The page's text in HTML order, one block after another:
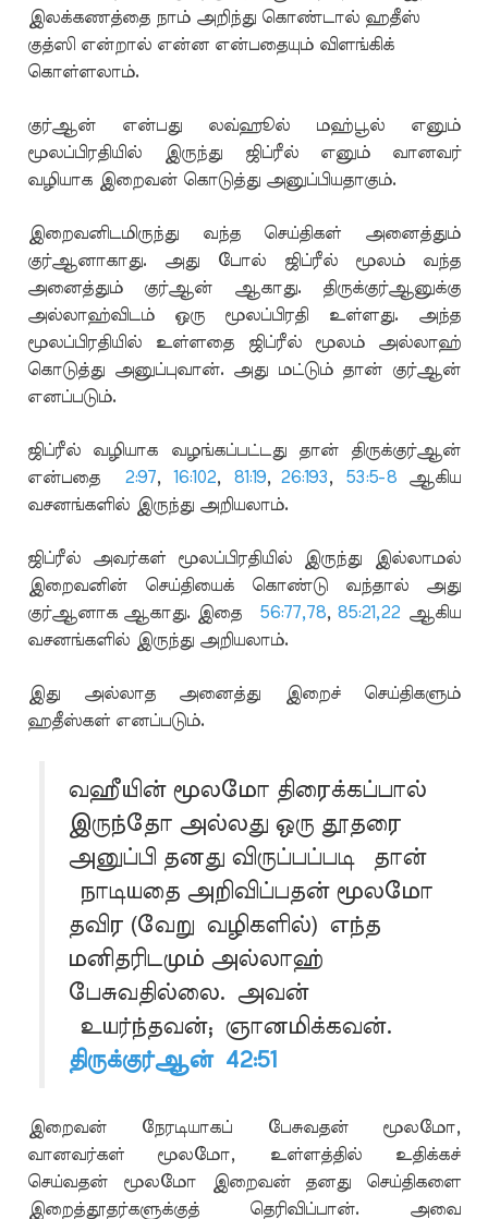
இலக்கணத்தை நாம் அறிந்து கொண்டால் ஹதீஸ்
குத்ஸி என்றால் என்ன என்பதையும் விளங்கிக்
கொள்ளலாம்.
குர்ஆன் என்பது லவ்ஹூல் மஹ்பூல் எனும்
மூலப்பிரதியில் இருந்து ஜிப்ரீல் எனும் வானவர்
வழியாக இறைவன் கொடுத்து அனுப்பியதாகும்.
இறைவனிடமிருந்து வந்த செய்திகள் அனைத்தும்
குர்ஆனாகாது. அது போல் ஜிப்ரீல் மூலம் வந்த
அனைத்தும் குர்ஆன் ஆகாது. திருக்குர்ஆனுக்கு
அல்லாஹ்விடம் ஒரு மூலப்பிரதி உள்ளது. அந்த
மூலப்பிரதியில் உள்ளதை ஜிப்ரீல் மூலம் அல்லாஹ்
கொடுத்து அனுப்புவான். அது மட்டும் தான் குர்ஆன்
எனப்படும்.
ஜிப்ரீல் வழியாக வழங்கப்பட்டது தான் திருக்குர்ஆன்
என்பதை 2:97, 16:102, 81:19, 26:193, 53:5-8 ஆகிய
வசனங்களில் இருந்து அறியலாம்.
ஜிப்ரீல் அவர்கள் மூலப்பிரதியில் இருந்து இல்லாமல்
இறைவனின் செய்தியைக் கொண்டு வந்தால் அது
குர்ஆனாக ஆகாது. இதை
56:77,78, 85:21,22 ஆகிய
வசனங்களில் இருந்து அறியலாம்.
இது அல்லாத அனைத்து இறைச் செய்திகளும்
ஹதீஸ்கள் எனப்படும்.
வஹீயின் மூலமோ திரைக்கப்பால்
இருந்தோ அல்லது ஒரு தூதரை
அனுப்பி தனது விருப்பப்படி தான்
நாடியதை அறிவிப்பதன் மூலமோ
தவிர (வேறு வழிகளில்) எந்த
மனிதரிடமும் அல்லாஹ்
பேசுவதில்லை. அவன்
உயர்ந்தவன்; ஞானமிக்கவன்.
திருக்குர்ஆன் 42:51
இறைவன் நேரடியாகப் பேசுவதன் மூலமோ,
வானவர்கள் மூலமோ, உள்ளத்தில் உதிக்கச்
செய்வதன் மூலமோ இறைவன் தனது செய்திகளை
இறைத்தூதர்களுக்குத் தெரிவிப்பான். அவை